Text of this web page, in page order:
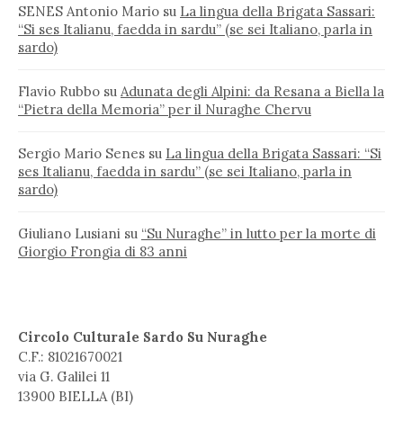
SENES Antonio Mario su La lingua della Brigata Sassari:
“Si ses Italianu, faedda in sardu” (se sei Italiano, parla in
sardo)
Flavio Rubbo su Adunata degli Alpini: da Resana a Biella la
“Pietra della Memoria” per il Nuraghe Chervu
Sergio Mario Senes su La lingua della Brigata Sassari: “Si
ses Italianu, faedda in sardu” (se sei Italiano, parla in
sardo)
Giuliano Lusiani su “Su Nuraghe” in lutto per la morte di
Giorgio Frongia di 83 anni
Circolo Culturale Sardo Su Nuraghe
C.F.: 81021670021
via G. Galilei 11
13900 BIELLA (BI)